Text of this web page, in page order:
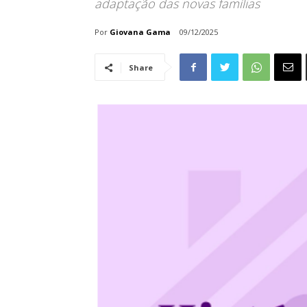
adaptação das novas famílias
Por Giovana Gama 09/12/2025
Share